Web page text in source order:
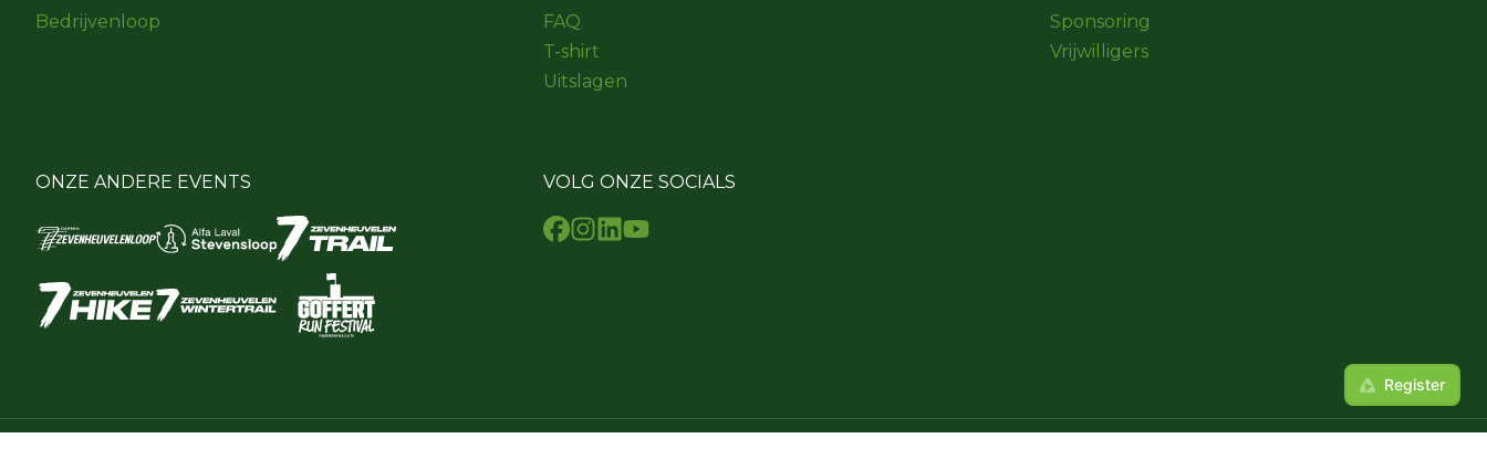
Bedrijvenloop
FAQ
T-shirt
Uitslagen
Sponsoring
Vrijwilligers
ONZE ANDERE EVENTS VOLG ONZE SOCIALS